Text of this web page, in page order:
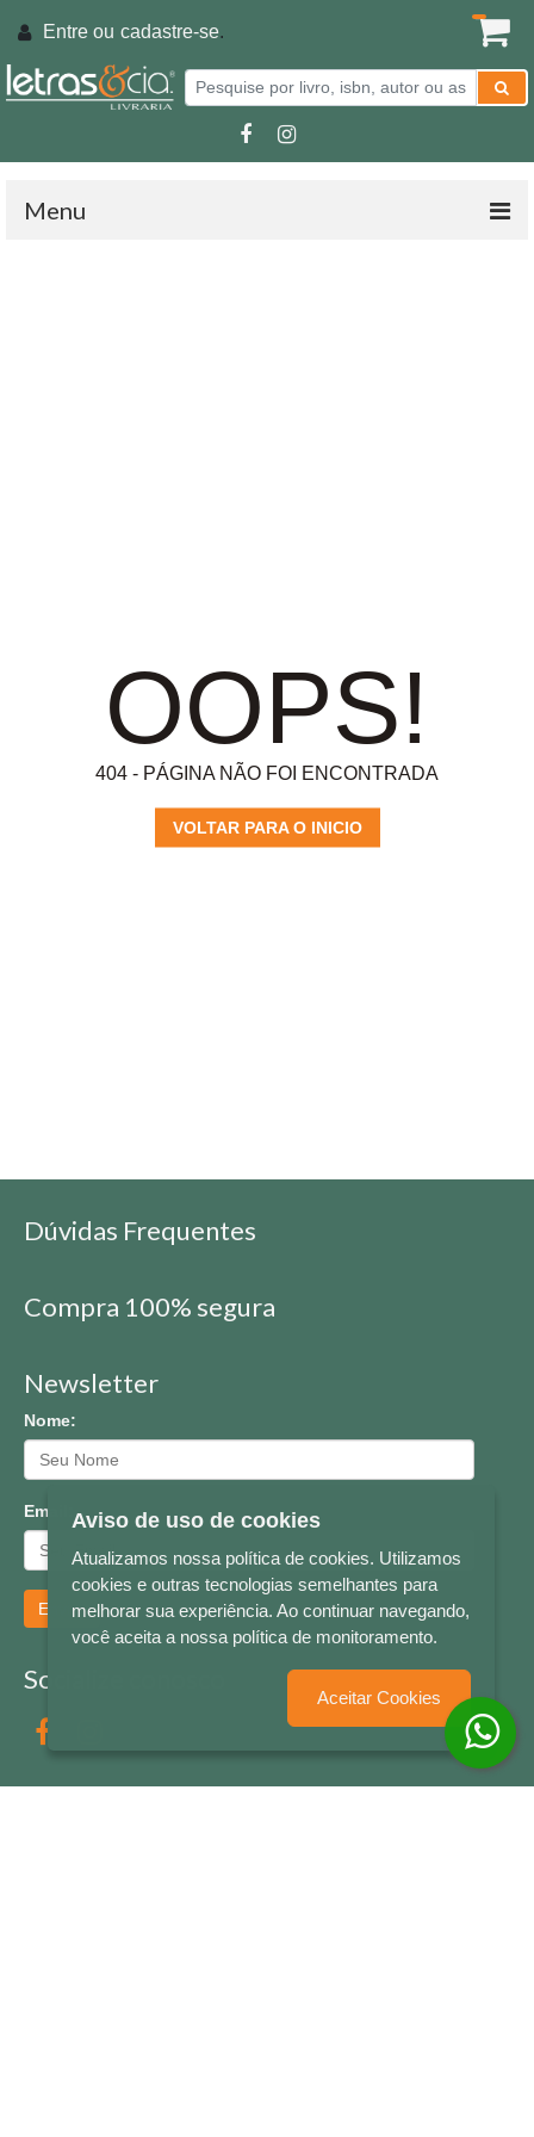
Entre ou cadastre-se.
Menu
OOPS!
404 - PÁGINA NÃO FOI ENCONTRADA
VOLTAR PARA O INICIO
Dúvidas Frequentes
Compra 100% segura
Newsletter
Nome:
Email:
Enviar
Socialize conosco
Aviso de uso de cookies
Atualizamos nossa política de cookies. Utilizamos
cookies e outras tecnologias semelhantes para
melhorar sua experiência. Ao continuar navegando,
você aceita a nossa política de monitoramento.
Aceitar Cookies